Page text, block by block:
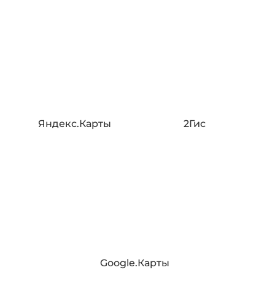
Яндекс.Карты 2Гис
Google.Карты